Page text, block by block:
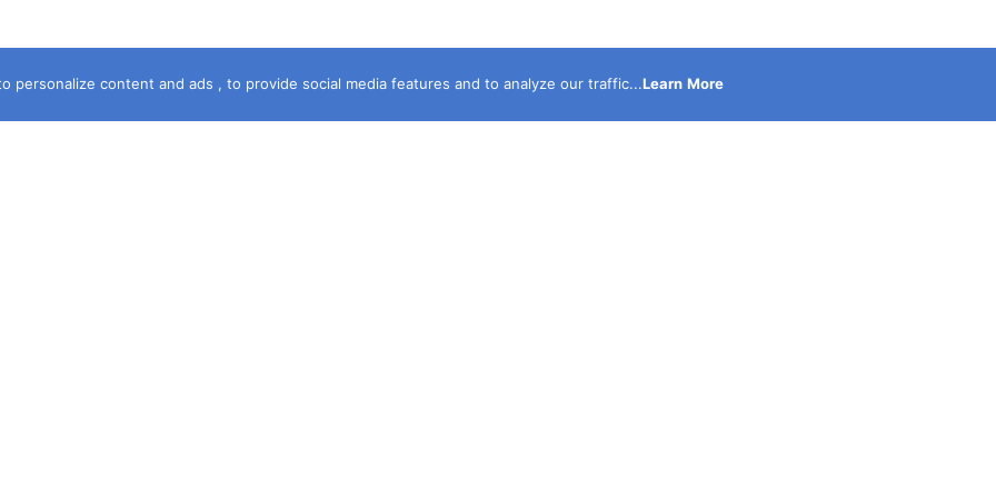
personalize content and ads , to provide social media features and to analyze our traffic...Learn More